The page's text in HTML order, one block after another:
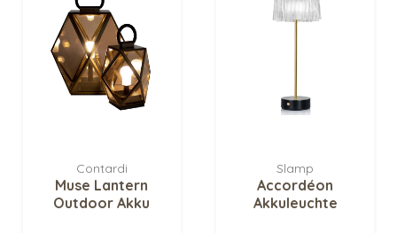
Contardi
Muse Lantern
Outdoor Akku
Slamp
Accordéon
Akkuleuchte